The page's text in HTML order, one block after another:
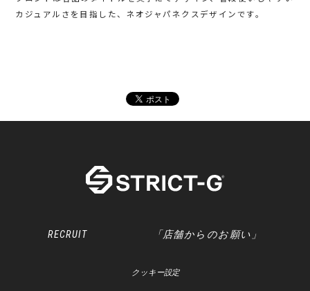
カジュアルさを目指した、ネオジャパネクスデザインです。
RECRUIT 「店舗からのお願い」
クッキー設定